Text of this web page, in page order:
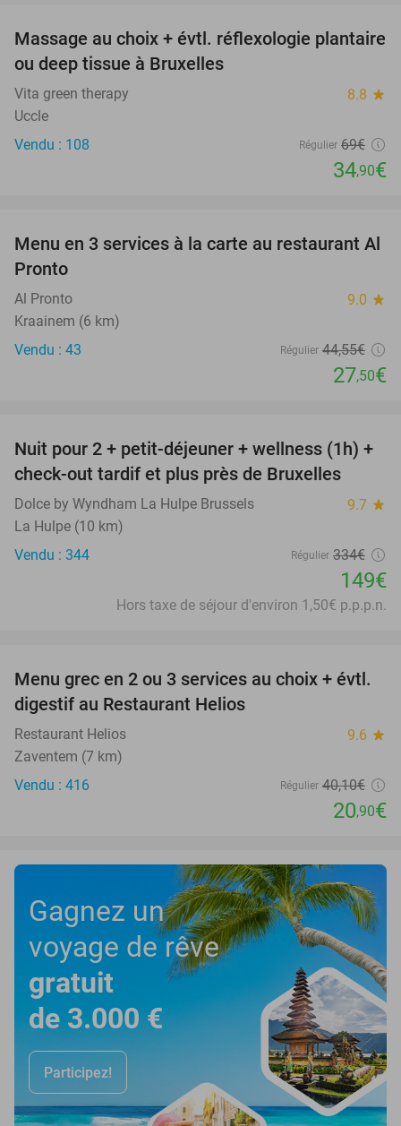
49%
Massage au choix + évtl. réflexologie plantaire
ou deep tissue à Bruxelles
Vita green therapy 8.8 star
Uccle
Vendu : 108
Régulier 69€
34,90€
38%
Menu en 3 services à la carte au restaurant Al
Pronto
Al Pronto 9.0 star
Kraainem (6 km)
Vendu : 43
Régulier 44,55€
27,50€
55%
Nuit pour 2 + petit-déjeuner + wellness (1h) +
check-out tardif et plus près de Bruxelles
Dolce by Wyndham La Hulpe Brussels 9.7 star
La Hulpe (10 km)
Vendu : 344
Régulier 334€
149€
Hors taxe de séjour d'environ 1,50€ p.p.p.n.
48%
Menu grec en 2 ou 3 services au choix + évtl.
digestif au Restaurant Helios
Restaurant Helios 9.6 star
Zaventem (7 km)
Vendu : 416
Régulier 40,10€
20,90€
Gagnez un
voyage de rêve
gratuit
de 3.000 €
Participez!